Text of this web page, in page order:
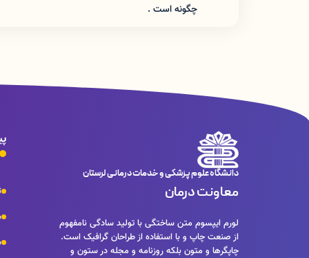
چگونه است .
دانشگاه علوم پزشکی و خدمات درمانی لرستان
معاونت درمان
لورم ایپسوم متن ساختگی با تولید سادگی نامفهوم
از صنعت چاپ و با استفاده از طراحان گرافیک است.
چاپگرها و متون بلکه روزنامه و مجله در ستون و